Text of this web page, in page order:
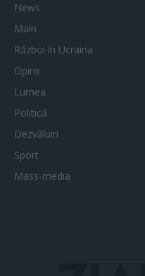
News
Main
Război în Ucraina
Opinii
Lumea
Politică
Dezvăluiri
Sport
Mass-media